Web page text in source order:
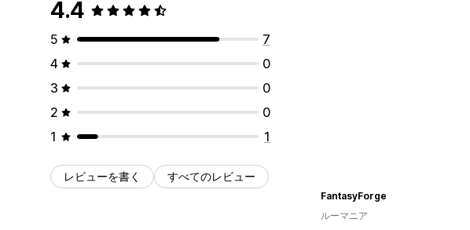
4.4
5
7
4
0
3
0
2
0
1
1
レビューを書く すべてのレビュー
FantasyForge
ルーマニア